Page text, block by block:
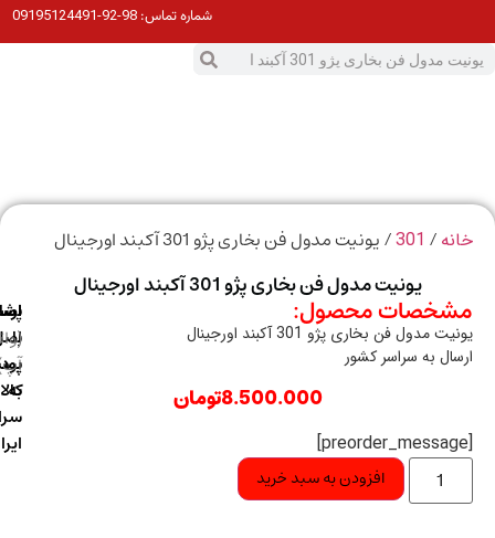
شماره تماس:98-92-09195124491
/
301/ یونیت مدول فن بخاری پژو 301 آکبند اورجینال
یونیت مدول فن بخاری پژو 301 آکبند اورجینال
محصول:
مدول فن بخاری پژو 301 آکبند اورجینال
به سراسر کشور
8.500.000تومان
افزودن به سبد خرید
سراسر
اصالت
پشتیبانی
(واتس